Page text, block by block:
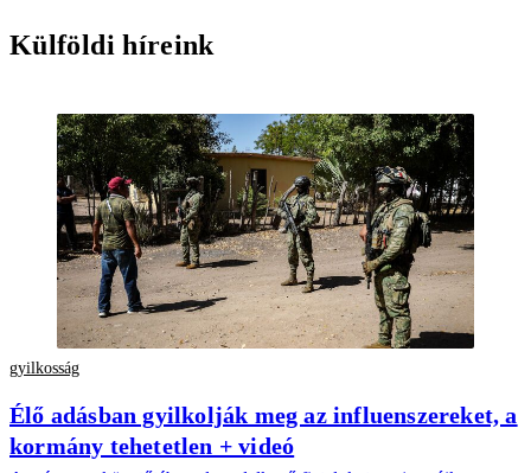
Külföldi híreink
gyilkosság
Élő adásban gyilkolják meg az influenszereket, a
kormány tehetetlen + videó